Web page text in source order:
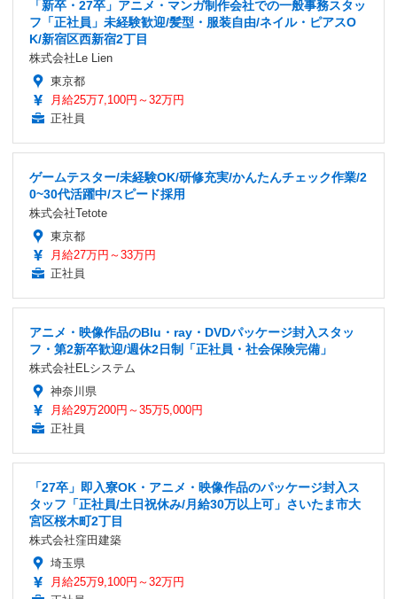
「新卒・27卒」アニメ・マンガ制作会社での一般事務スタッ
フ「正社員」未経験歓迎/髪型・服装自由/ネイル・ピアスO
K/新宿区西新宿2丁目
株式会社Le Lien
東京都
月給25万7,100円～32万円
正社員
ゲームテスター/未経験OK/研修充実/かんたんチェック作業/2
0~30代活躍中/スピード採用
株式会社Tetote
東京都
月給27万円～33万円
正社員
アニメ・映像作品のBlu・ray・DVDパッケージ封入スタッ
フ・第2新卒歓迎/週休2日制「正社員・社会保険完備」
株式会社ELシステム
神奈川県
月給29万200円～35万5,000円
正社員
「27卒」即入寮OK・アニメ・映像作品のパッケージ封入ス
タッフ「正社員/土日祝休み/月給30万以上可」さいたま市大
宮区桜木町2丁目
株式会社窪田建築
埼玉県
月給25万9,100円～32万円